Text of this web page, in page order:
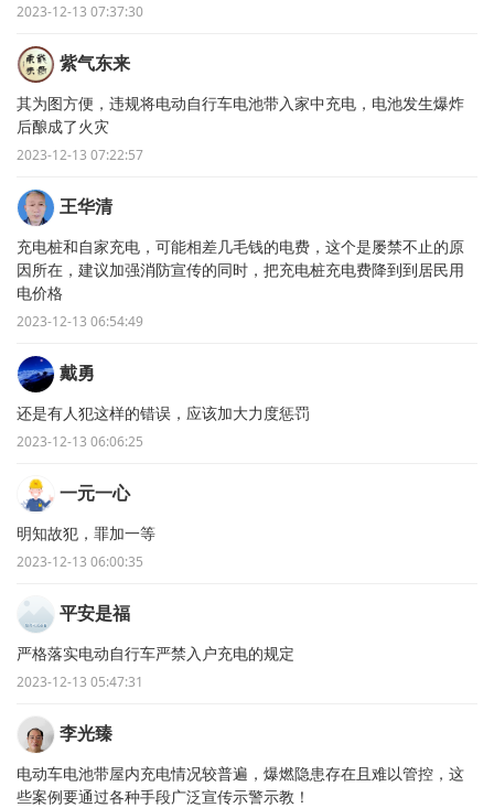
2023-12-13 07:37:30
紫气东来
其为图方便，违规将电动自行车电池带入家中充电，电池发生爆炸
后酿成了火灾
2023-12-13 07:22:57
王华清
充电桩和自家充电，可能相差几毛钱的电费，这个是屡禁不止的原
因所在，建议加强消防宣传的同时，把充电桩充电费降到到居民用
电价格
2023-12-13 06:54:49
戴勇
还是有人犯这样的错误，应该加大力度惩罚
2023-12-13 06:06:25
一元一心
明知故犯，罪加一等
2023-12-13 06:00:35
平安是福
严格落实电动自行车严禁入户充电的规定
2023-12-13 05:47:31
李光臻
电动车电池带屋内充电情况较普遍，爆燃隐患存在且难以管控，这
些案例要通过各种手段广泛宣传示警示教！